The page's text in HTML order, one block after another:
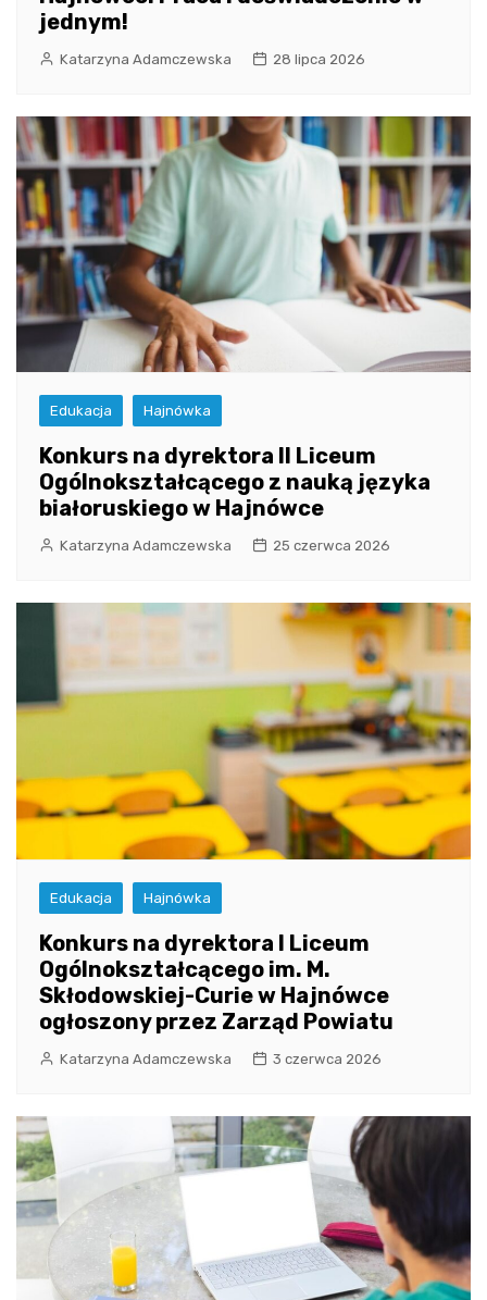
jednym!
Katarzyna Adamczewska 28 lipca 2026
Edukacja Hajnówka
Konkurs na dyrektora II Liceum
Ogólnokształcącego z nauką języka
białoruskiego w Hajnówce
Katarzyna Adamczewska 25 czerwca 2026
Edukacja Hajnówka
Konkurs na dyrektora I Liceum
Ogólnokształcącego im. M.
Skłodowskiej-Curie w Hajnówce
ogłoszony przez Zarząd Powiatu
Katarzyna Adamczewska 3 czerwca 2026